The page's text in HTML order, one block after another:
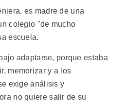
es madre de una
colegio "de mucho
escuela.
adaptarse, porque estaba
memorizar y a los
exige análisis y
no quiere salir de su